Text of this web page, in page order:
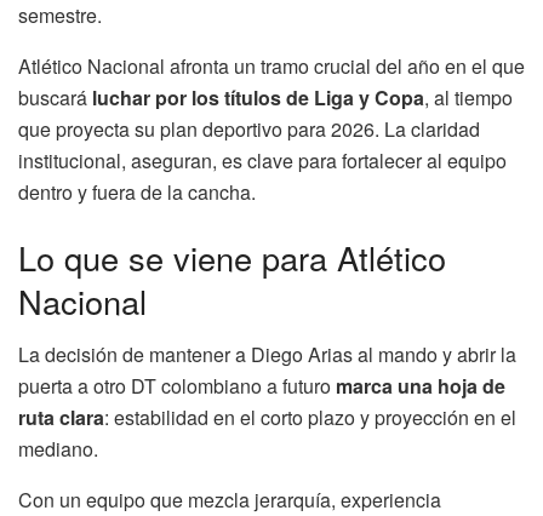
semestre.
Atlético Nacional afronta un tramo crucial del año en el que
buscará luchar por los títulos de Liga y Copa, al tiempo
que proyecta su plan deportivo para 2026. La claridad
institucional, aseguran, es clave para fortalecer al equipo
dentro y fuera de la cancha.
Lo que se viene para Atlético
Nacional
La decisión de mantener a Diego Arias al mando y abrir la
puerta a otro DT colombiano a futuro marca una hoja de
ruta clara: estabilidad en el corto plazo y proyección en el
mediano.
Con un equipo que mezcla jerarquía, experiencia